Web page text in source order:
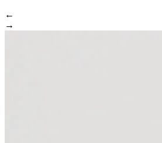
←
→